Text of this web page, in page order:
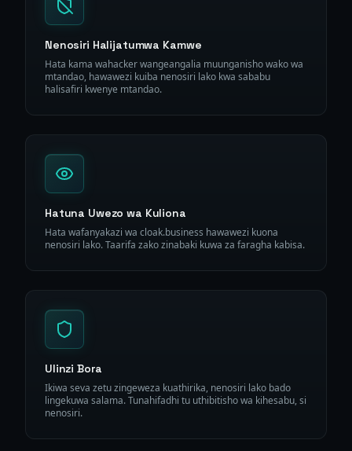
Nenosiri Halijatumwa Kamwe
Hata kama wahacker wangeangalia muunganisho wako wa
mtandao, hawawezi kuiba nenosiri lako kwa sababu
halisafiri kwenye mtandao.
Hatuna Uwezo wa Kuliona
Hata wafanyakazi wa cloak.business hawawezi kuona
nenosiri lako. Taarifa zako zinabaki kuwa za faragha kabisa.
Ulinzi Bora
Ikiwa seva zetu zingeweza kuathirika, nenosiri lako bado
lingekuwa salama. Tunahifadhi tu uthibitisho wa kihesabu, si
nenosiri.